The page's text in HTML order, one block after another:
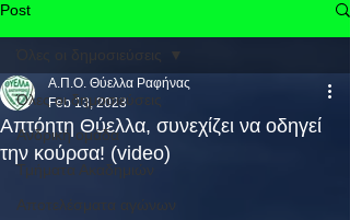
Post
Όλες οι δημοσιεύσεις
Ανδρική ομάδα
Τμήματα Ακαδημιών
Αποτελέσματα αγώνων
Όλες οι δημοσιεύσεις
Απτόητη Θύελλα, συνεχίζει να οδηγεί
την κούρσα! (video)
Α.Π.Ο. Θύελλα Ραφήνας
Feb 13, 2023